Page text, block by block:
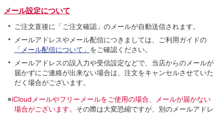
メール設定について
ご注文直後に「ご注文確認」のメールが自動送信されます。
メールアドレスやメール配信につきましては、ご利用ガイドの
「メール配信について」 をご確認ください。
メールアドレスの誤入力や受信設定などで、当店からのメールが
届かずにご連絡が出来ない場合は、注文をキャンセルさせていた
だく場合がございます。
※iCloudメールやフリーメールをご使用の場合、メールが届かない
場合がございます。 その際は大変恐縮ですが、別のメールアドレ